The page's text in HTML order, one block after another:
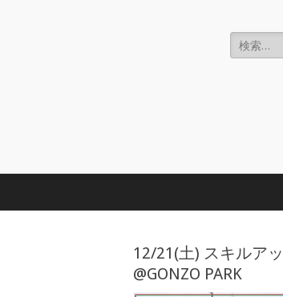
検
索
12/21(土) スキルア
@GONZO PARK